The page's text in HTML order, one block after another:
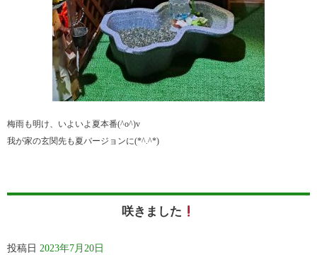
梅雨も明け、いよいよ夏本番(^o^)v
我が家の玄関先も夏バージョンに(*^.^*)
咲きました
投稿日 2023年7月20日